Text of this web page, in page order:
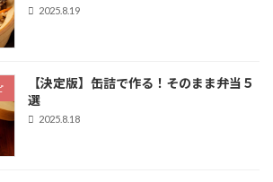
2025.8.19
【決定版】缶詰で作る！そのまま弁当５
選
2025.8.18